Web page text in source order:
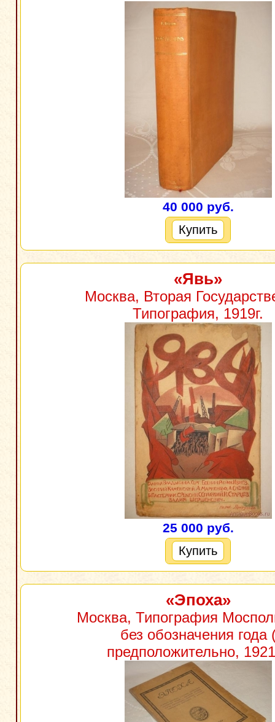
40 000 руб.
Купить
«Явь»
Москва, Вторая
Типография, 1919г.
25 000 руб.
Купить
«Эпоха»
Москва, Типография
без обозначения года
предположительно,